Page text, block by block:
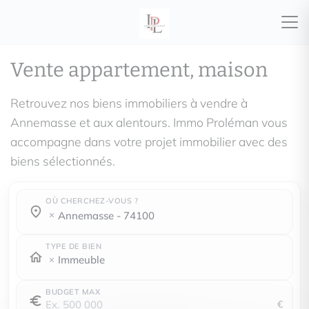
Vente appartement, maison
Retrouvez nos biens immobiliers à vendre à
Annemasse et aux alentours. Immo Proléman vous
accompagne dans votre projet immobilier avec des
biens sélectionnés.
OÙ CHERCHEZ-VOUS ?
Où cherchez-vous ?
annemasse - 74100
Où cherchez-vous ?
TYPE DE BIEN
Immeuble
BUDGET MAX
€